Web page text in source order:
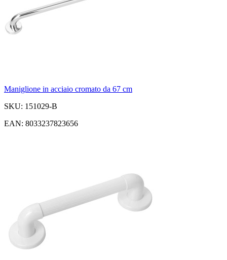
Maniglione in acciaio cromato da 67 cm
SKU: 151029-B
EAN: 8033237823656